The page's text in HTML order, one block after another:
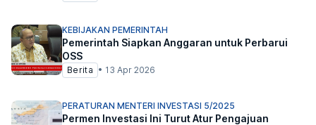
KEBIJAKAN PEMERINTAH
Pemerintah Siapkan Anggaran untuk Perbarui
OSS
Berita • 13 Apr 2026
PERATURAN MENTERI INVESTASI 5/2025
Permen Investasi Ini Turut Atur Pengajuan